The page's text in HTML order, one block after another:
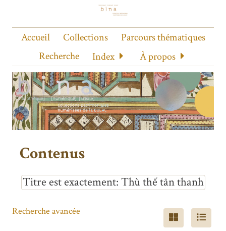
Accueil Collections
Parcours thématiques
Recherche
Index À propos
Contenus
Titre est exactement Thù thế tân thanh
Recherche avancée